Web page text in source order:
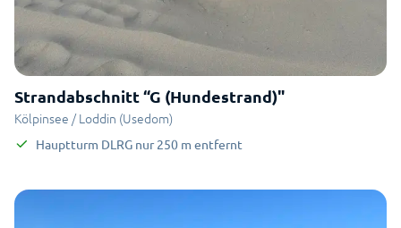
Strandabschnitt “G (Hundestrand)"
Kölpinsee / Loddin (Usedom)
Hauptturm DLRG nur 250 m entfernt